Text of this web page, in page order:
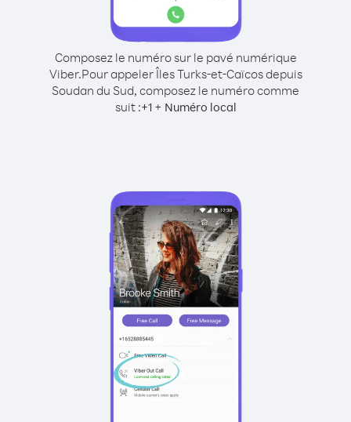
Composez le numéro sur le pavé numérique
Viber.Pour appeler Îles Turks-et-Caïcos depuis
Soudan du Sud, composez le numéro comme
suit :+1+ Numéro local